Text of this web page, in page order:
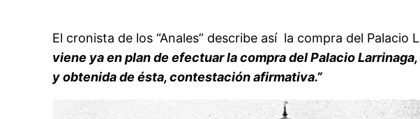
El cronista de los “Anales” describe así la compra del Palacio
viene ya en plan de efectuar la compra del Palacio
y obtenida de ésta, contestación afirmativa.”